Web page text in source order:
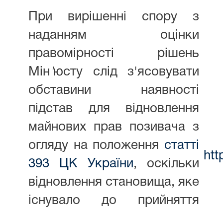
При вирішенні спору з
наданням оцінки
правомірності рішень
Мін 'юсту слід з'ясовувати
обставини наявності
підстав для відновлення
майнових прав позивача з
огляду на положення статті
393 ЦК України, оскільки
відновлення становища, яке
існувало до прийняття